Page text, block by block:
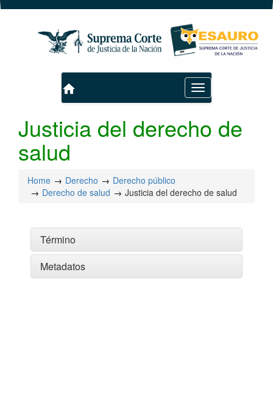
Toggle
navigation
home
Justicia del derecho de
salud
Home Derecho
Derecho público
Derecho de salud
Justicia del derecho de salud
Término
Metadatos